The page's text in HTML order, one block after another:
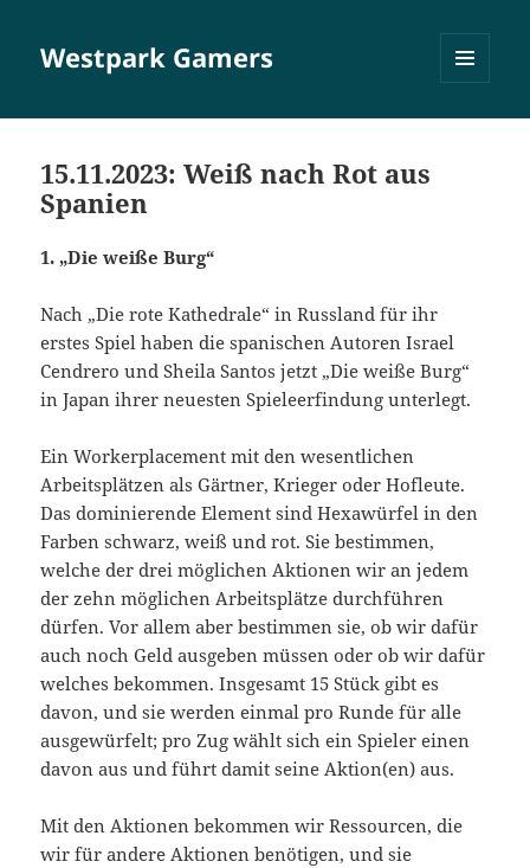
Westpark Gamers
15.11.2023: Weiß nach Rot aus
Spanien
1. „Die weiße Burg“
Nach „Die rote Kathedrale“ in Russland für ihr
erstes Spiel haben die spanischen Autoren Israel
Cendrero und Sheila Santos jetzt „Die weiße Burg“
in Japan ihrer neuesten Spieleerfindung unterlegt.
Ein Workerplacement mit den wesentlichen
Arbeitsplätzen als Gärtner, Krieger oder Hofleute.
Das dominierende Element sind Hexawürfel in den
Farben schwarz, weiß und rot. Sie bestimmen,
welche der drei möglichen Aktionen wir an jedem
der zehn möglichen Arbeitsplätze durchführen
dürfen. Vor allem aber bestimmen sie, ob wir dafür
auch noch Geld ausgeben müssen oder ob wir dafür
welches bekommen. Insgesamt 15 Stück gibt es
davon, und sie werden einmal pro Runde für alle
ausgewürfelt; pro Zug wählt sich ein Spieler einen
davon aus und führt damit seine Aktion(en) aus.
Mit den Aktionen bekommen wir Ressourcen, die
wir für andere Aktionen benötigen, und sie